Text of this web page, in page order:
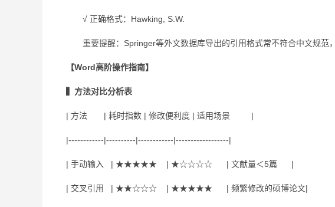
√ 正确格式：Hawking, S.W.
重要提醒：Springer等外文数据库导出的引用格式常不符合中文规范
【Word高阶操作指南】
▍方法对比分析表
| 方法 | 耗时指数 | 修改便利度 | 适用场景 |
|------------|----------|------------|------------------|
| 手动输入 | ★★★★★ | ★☆☆☆☆ | 文献量＜5篇 |
| 交叉引用 | ★★☆☆☆ | ★★★★★ | 频繁修改的硕博论文|